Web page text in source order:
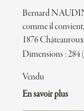
Bernard
comme il
1876
Dimensions : 284
Vendu
En savoir plus